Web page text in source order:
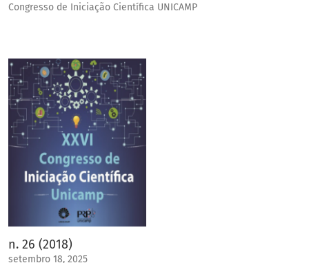
Congresso de Iniciação Científica UNICAMP
n. 26 (2018)
setembro 18, 2025